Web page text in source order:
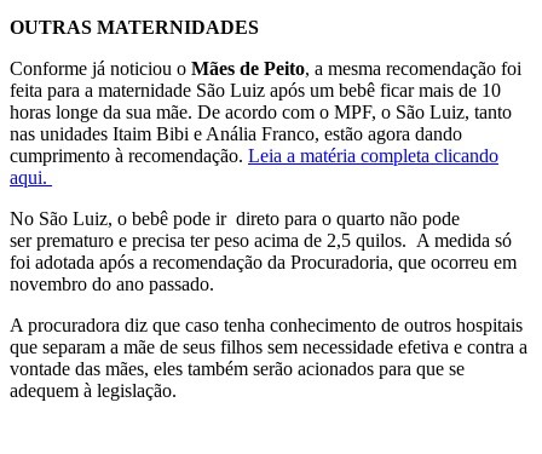
OUTRAS MATERNIDADES
Conforme já noticiou o Mães de Peito, a mesma recomendação foi
feita para a maternidade São Luiz após um bebê ficar mais de 10
horas longe da sua mãe. De acordo com o MPF, o São Luiz, tanto
nas unidades Itaim Bibi e Anália Franco, estão agora dando
cumprimento à recomendação. Leia a matéria completa clicando
aqui.
No São Luiz, o bebê pode ir direto para o quarto não pode
ser prematuro e precisa ter peso acima de 2,5 quilos. A medida só
foi adotada após a recomendação da Procuradoria, que ocorreu em
novembro do ano passado.
A procuradora diz que caso tenha conhecimento de outros hospitais
que separam a mãe de seus filhos sem necessidade efetiva e contra a
vontade das mães, eles também serão acionados para que se
adequem à legislação.